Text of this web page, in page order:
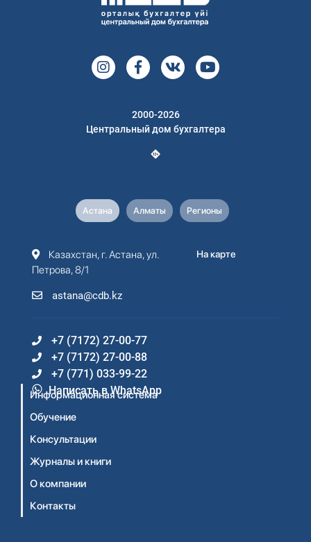
2000-2026
Центральный дом бухгалтера
Астана Алматы Регионы
Казахстан, г. Астана, ул.
Петрова, 8/1
astana@cdb.kz
На карте
+7 (7172) 27-00-77
+7 (7172) 27-00-88
+7 (771) 033-99-22
Написать в WhatsApp
Информационная система
Обучение
Консультации
Журналы и книги
О компании
Контакты